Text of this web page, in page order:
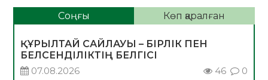
Соңғы Көп қаралған
ҚҰРЫЛТАЙ САЙЛАУЫ – БІРЛІК ПЕН
БЕЛСЕНДІЛІКТІҢ БЕЛГІСІ
07.08.2026
46 0